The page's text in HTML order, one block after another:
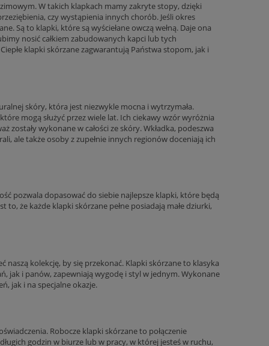
W takich klapkach mamy zakryte stopy, dzięki
czy wystąpienia innych chorób. Jeśli okres
. Są to klapki, które są wyściełane owczą wełną. Daje ona
nosić całkiem zabudowanych kapci lub tych
klapki skórzane zagwarantują Państwa stopom, jak i
skóry, która jest niezwykle mocna i wytrzymała.
mogą służyć przez wiele lat. Ich ciekawy wzór wyróżnia
wykonane w całości ze skóry. Wkładka, podeszwa
ale także osoby z zupełnie innych regionów doceniają ich
pozwala dopasować do siebie najlepsze klapki, które będą
to, że każde klapki skórzane pełne posiadają małe dziurki,
naszą kolekcję, by się przekonać. Klapki skórzane to klasyka
jak i panów, zapewniają wygodę i styl w jednym. Wykonane
jak i na specjalne okazje.
Robocze klapki skórzane to połączenie
godzin w biurze lub w pracy, w której jesteś w ruchu,